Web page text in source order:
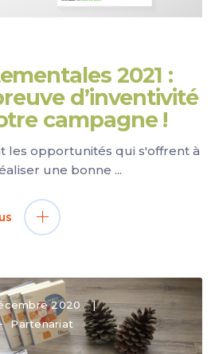
2021 :
d’inventivité
campagne !
les opportunités qui s'offrent à
une bonne
2020
Partenariat